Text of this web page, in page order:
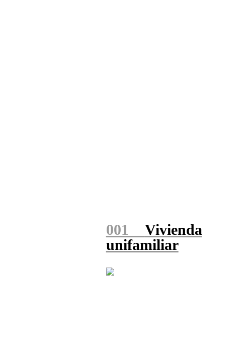
001 Vivienda
unifamiliar